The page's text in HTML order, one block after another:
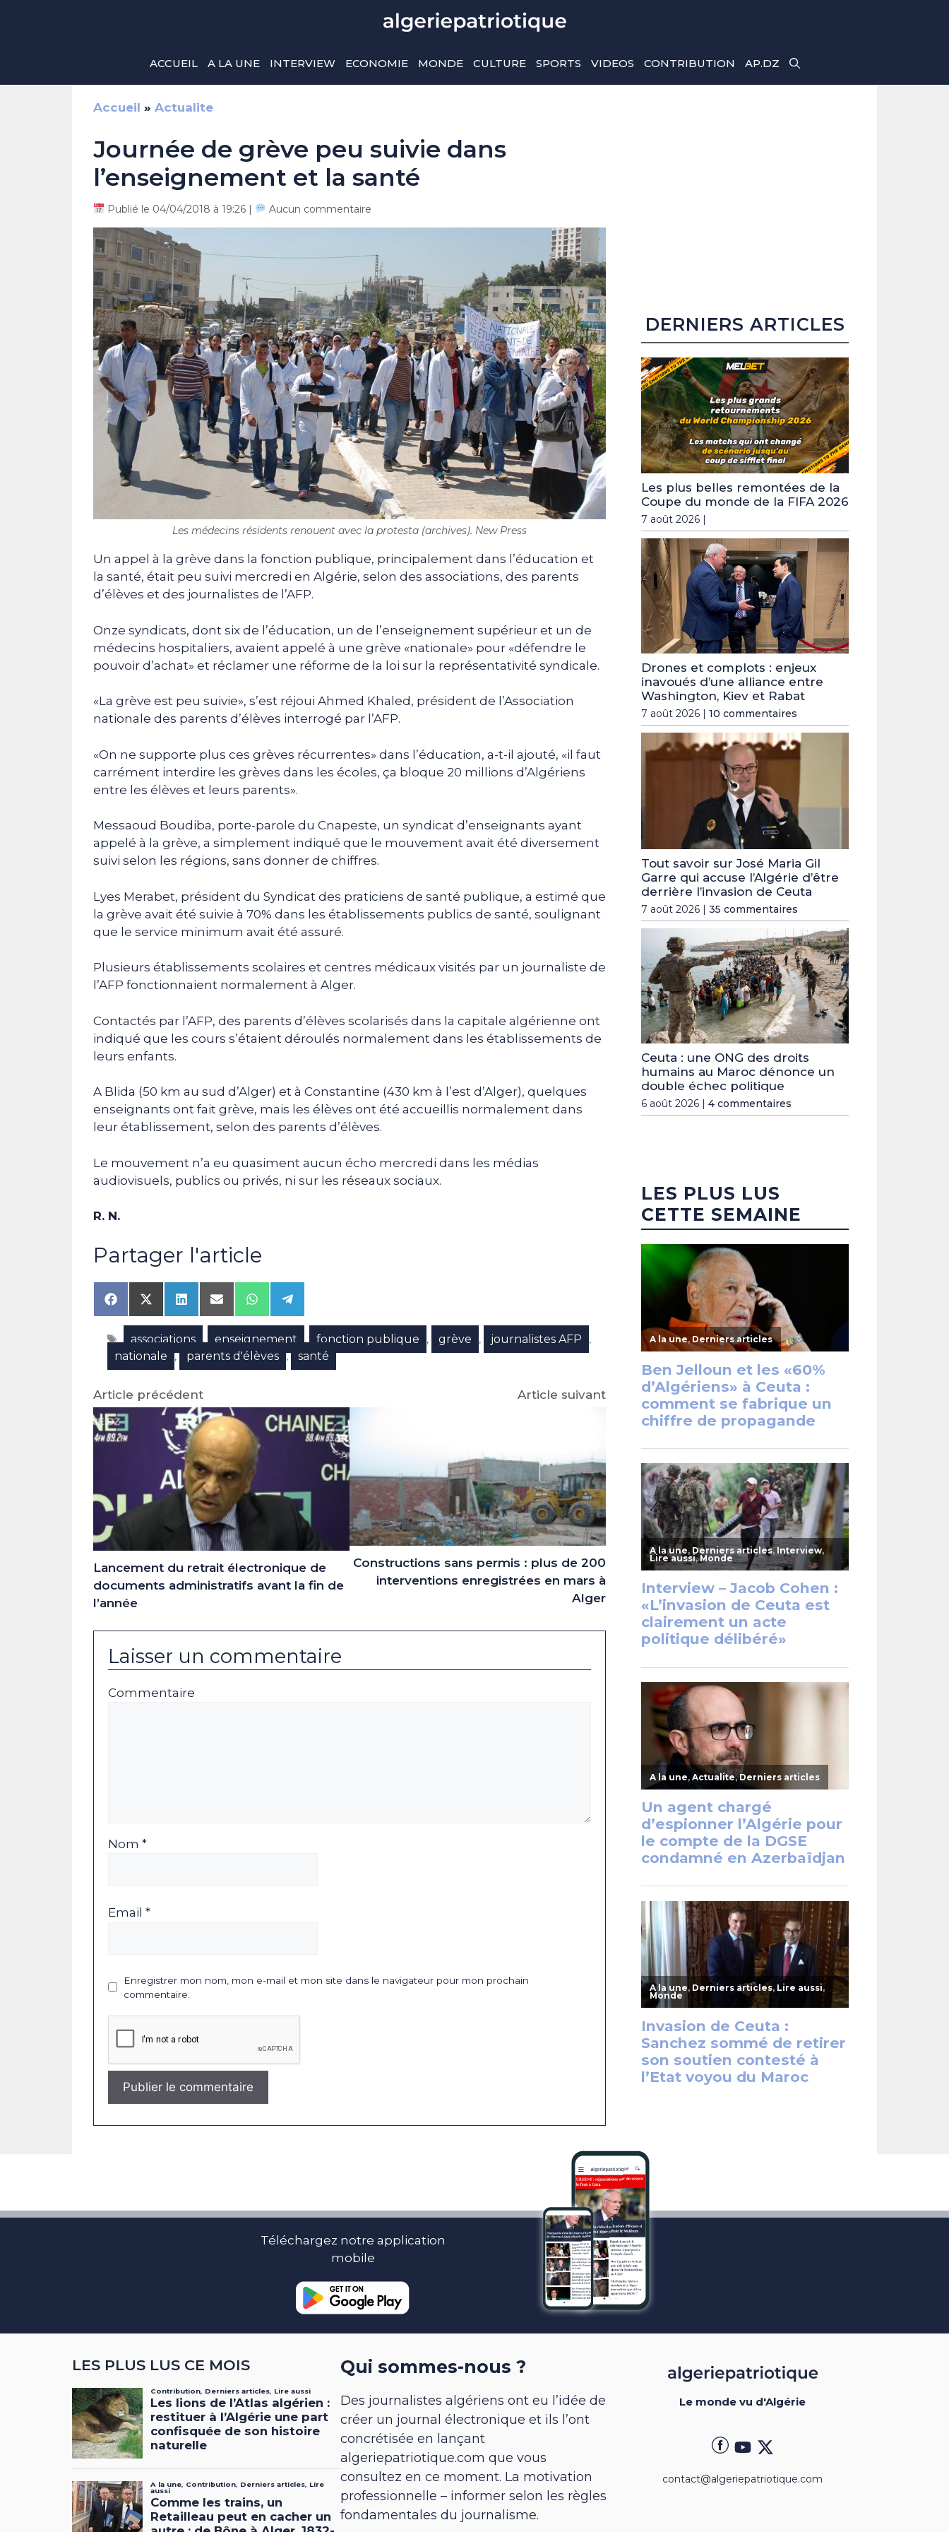
ACCUEIL A LA UNE INTERVIEW ECONOMIE MONDE CULTURE SPORTS VIDEOS CONTRIBUTION AP.DZ
Accueil » Actualite
Journée de grève peu suivie dans
l’enseignement et la santé
Publié le 04/04/2018 à 19:26 | Aucun commentaire
Les médecins résidents renouent avec la protesta (archives). New Press
Un appel à la grève dans la fonction publique, principalement dans l’éducation et
la santé, était peu suivi mercredi en Algérie, selon des associations, des parents
d’élèves et des journalistes de l’AFP.
Onze syndicats, dont six de l’éducation, un de l’enseignement supérieur et un de
médecins hospitaliers, avaient appelé à une grève «nationale» pour «défendre le
pouvoir d’achat» et réclamer une réforme de la loi sur la représentativité syndicale.
«La grève est peu suivie», s’est réjoui Ahmed Khaled, président de l’Association
nationale des parents d’élèves interrogé par l’AFP.
«On ne supporte plus ces grèves récurrentes» dans l’éducation, a-t-il ajouté, «il faut
carrément interdire les grèves dans les écoles, ça bloque 20 millions d’Algériens
entre les élèves et leurs parents».
Messaoud Boudiba, porte-parole du Cnapeste, un syndicat d’enseignants ayant
appelé à la grève, a simplement indiqué que le mouvement avait été diversement
suivi selon les régions, sans donner de chiffres.
Lyes Merabet, président du Syndicat des praticiens de santé publique, a estimé que
la grève avait été suivie à 70% dans les établissements publics de santé, soulignant
que le service minimum avait été assuré.
Plusieurs établissements scolaires et centres médicaux visités par un journaliste de
l’AFP fonctionnaient normalement à Alger.
Contactés par l’AFP, des parents d’élèves scolarisés dans la capitale algérienne ont
indiqué que les cours s’étaient déroulés normalement dans les établissements de
leurs enfants.
A Blida (50 km au sud d’Alger) et à Constantine (430 km à l’est d’Alger), quelques
enseignants ont fait grève, mais les élèves ont été accueillis normalement dans
leur établissement, selon des parents d’élèves.
Le mouvement n’a eu quasiment aucun écho mercredi dans les médias
audiovisuels, publics ou privés, ni sur les réseaux sociaux.
R. N.
Partager l'article
Share
on
Facebook
Share
on
X
(Twitter)
Share
on
LinkedIn
Share
on
Email
Share
on
WhatsApp
Share
on
Telegram
Étiquettes
associations , enseignement , fonction publique , grève , journalistes AFP ,
nationale , parents d'élèves , santé
Article précédent
Lancement du retrait électronique de
documents administratifs avant la fin de
l’année
Article suivant
Constructions sans permis : plus de 200
interventions enregistrées en mars à
Alger
Laisser un commentaire
Commentaire
Nom *
Email *
Enregistrer mon nom, mon e-mail et mon site dans le navigateur pour mon prochain
commentaire.
DERNIERS ARTICLES
Les plus belles remontées de la
Coupe du monde de la FIFA 2026
7 août 2026 |
Drones et complots : enjeux
inavoués d’une alliance entre
Washington, Kiev et Rabat
7 août 2026 | 10 commentaires
Tout savoir sur José Maria Gil
Garre qui accuse l’Algérie d’être
derrière l’invasion de Ceuta
7 août 2026 | 35 commentaires
Ceuta : une ONG des droits
humains au Maroc dénonce un
double échec politique
6 août 2026 | 4 commentaires
LES PLUS LUS
CETTE SEMAINE
Téléchargez notre application
mobile
LES PLUS LUS CE MOIS Qui sommes-nous ?
Des journalistes algériens ont eu l’idée de
créer un journal électronique et ils l’ont
concrétisée en lançant
algeriepatriotique.com que vous
consultez en ce moment. La motivation
professionnelle – informer selon les règles
fondamentales du journalisme.
Le monde vu d'Algérie
contact@algeriepatriotique.com